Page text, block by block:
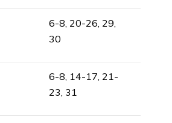
6-8, 20-26, 29,
30
6-8, 14-17, 21-
23, 31